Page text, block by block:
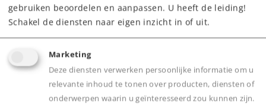
Webwinkel
Dealer zoeken
Downloads
gebruiken beoordelen en aanpassen. U heeft de leiding!
Schakel de diensten naar eigen inzicht in of uit.
Marketing
Deze diensten verwerken persoonlijke informatie om u
relevante inhoud te tonen over producten, diensten of
onderwerpen waarin u geïnteresseerd zou kunnen zijn.